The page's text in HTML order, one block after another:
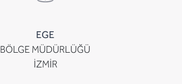
EGE
BÖLGE MÜDÜRLÜĞÜ
İZMİR